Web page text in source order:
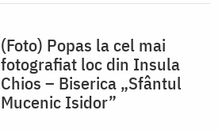
(Foto) Popas la cel mai
fotografiat loc din Insula
Chios – Biserica „Sfântul
Mucenic Isidor”